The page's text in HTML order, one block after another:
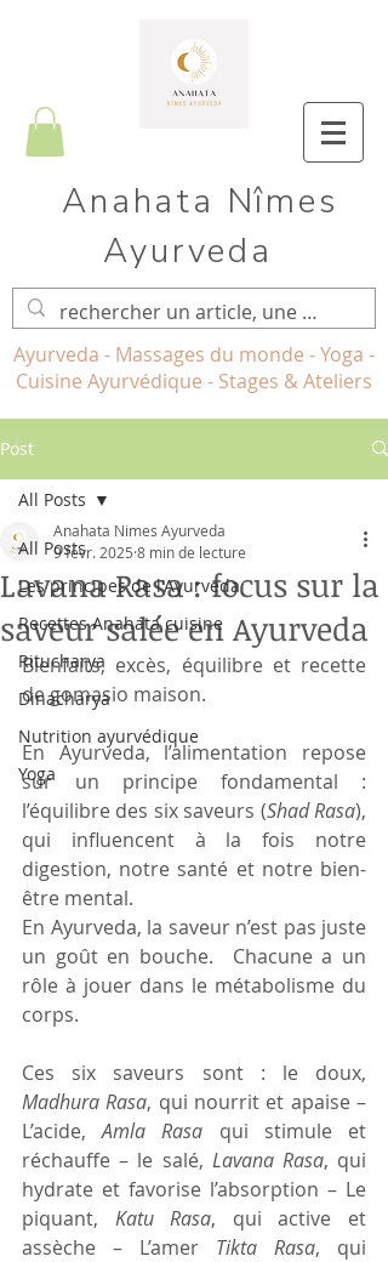
Anahata Nîmes
Ayurveda
Ayurveda - Massages du monde - Yoga -
Cuisine Ayurvédique - Stages & Ateliers
Post
All Posts
Les principes de l'Ayurveda
Recettes Anahata cuisine
Ritucharya
Dinacharya
Nutrition ayurvédique
Yoga
All Posts
Lavana Rasa : focus sur la
saveur salée en Ayurveda
Anahata Nimes Ayurveda
9 févr. 2025 8 min de lecture
Bienfaits, excès, équilibre et recette
de gomasio maison.
En Ayurveda, l’alimentation repose
sur un principe fondamental :
l’équilibre des six saveurs (Shad Rasa),
qui influencent à la fois notre
digestion, notre santé et notre bien-
être mental.
En Ayurveda, la saveur n’est pas juste
un goût en bouche.  Chacune a un
rôle à jouer dans le métabolisme du
corps.
Madhura Rasa, qui nourrit et apaise –
L’acide, Amla Rasa qui stimule et
réchauffe – le salé, Lavana Rasa, qui
hydrate et favorise l’absorption – Le
piquant, Katu Rasa, qui active et
assèche – L’amer Tikta Rasa, qui